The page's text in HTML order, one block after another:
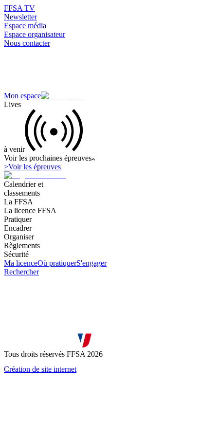
FFSA TV
Newsletter
Espace média
Espace organisateur
Nous contacter
Mon espace
Lives
à venir
Voir les prochaines épreuves
>Voir les épreuves
Calendrier et
classements
La FFSA
La licence FFSA
Pratiquer
Encadrer
Organiser
Règlements
Sécurité
Ma licenceOù pratiquerS'engager
Rechercher
Tous droits réservés FFSA 2026
Création de site internet